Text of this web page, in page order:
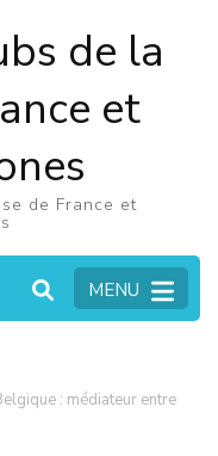
de la
et
de France et
MENU
: médiateur entre